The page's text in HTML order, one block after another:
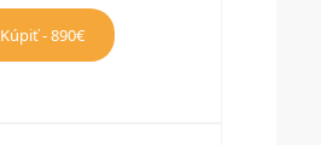
Kúpiť - 890€